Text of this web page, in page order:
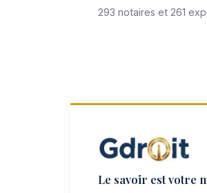
293 notaires et 261
Le savoir est votre